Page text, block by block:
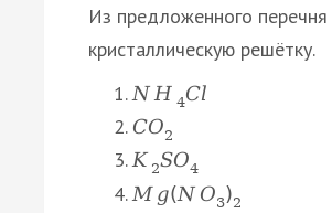
Из предложенного
кристаллическую решётку.
N H 4Cl
CO2
K 2SO4
M g(N О3)2